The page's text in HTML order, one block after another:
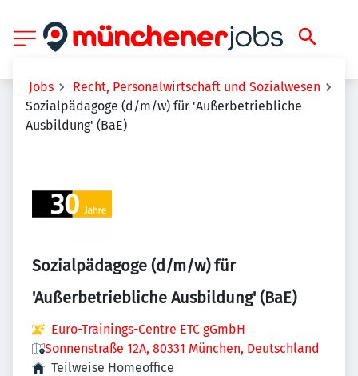
Jobs
Recht, Personalwirtschaft und Sozialwesen
Sozialpädagoge (d/m/w) für 'Außerbetriebliche
Ausbildung' (BaE)
Sozialpädagoge (d/m/w) für
'Außerbetriebliche Ausbildung' (BaE)
Euro-Trainings-Centre ETC gGmbH
Sonnenstraße 12A, 80331 München, Deutschland
Teilweise Homeoffice